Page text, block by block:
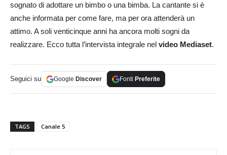
sognato di adottare un bimbo o una bimba. La cantante si è
anche informata per come fare, ma per ora attenderà un
attimo. A soli venticinque anni ha ancora molti sogni da
realizzare. Ecco tutta l’intervista integrale nel video Mediaset.
Seguici su Google Discover Fonti Preferite
TAGS Canale 5